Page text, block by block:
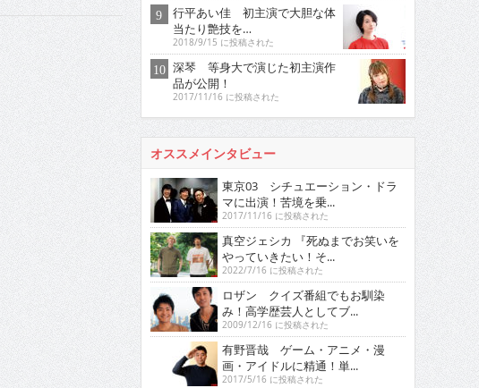
行平あい佳 初主演で大胆な体
当たり艶技を…
2018/9/15 に投稿された
深琴 等身大で演じた初主演作
品が公開！
2017/11/16 に投稿された
オススメインタビュー
東京03 シチュエーション・ドラ
マに出演！苦境を乗...
2017/11/16 に投稿された
真空ジェシカ 『死ぬまでお笑いを
やっていきたい！そ...
2022/7/16 に投稿された
ロザン クイズ番組でもお馴染
み！高学歴芸人としてブ...
2009/12/16 に投稿された
有野晋哉 ゲーム・アニメ・漫
画・アイドルに精通！単...
2017/5/16 に投稿された